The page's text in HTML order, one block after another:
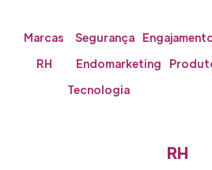
Marcas Segurança
RH
Endomarketing
Tecnologia
RH